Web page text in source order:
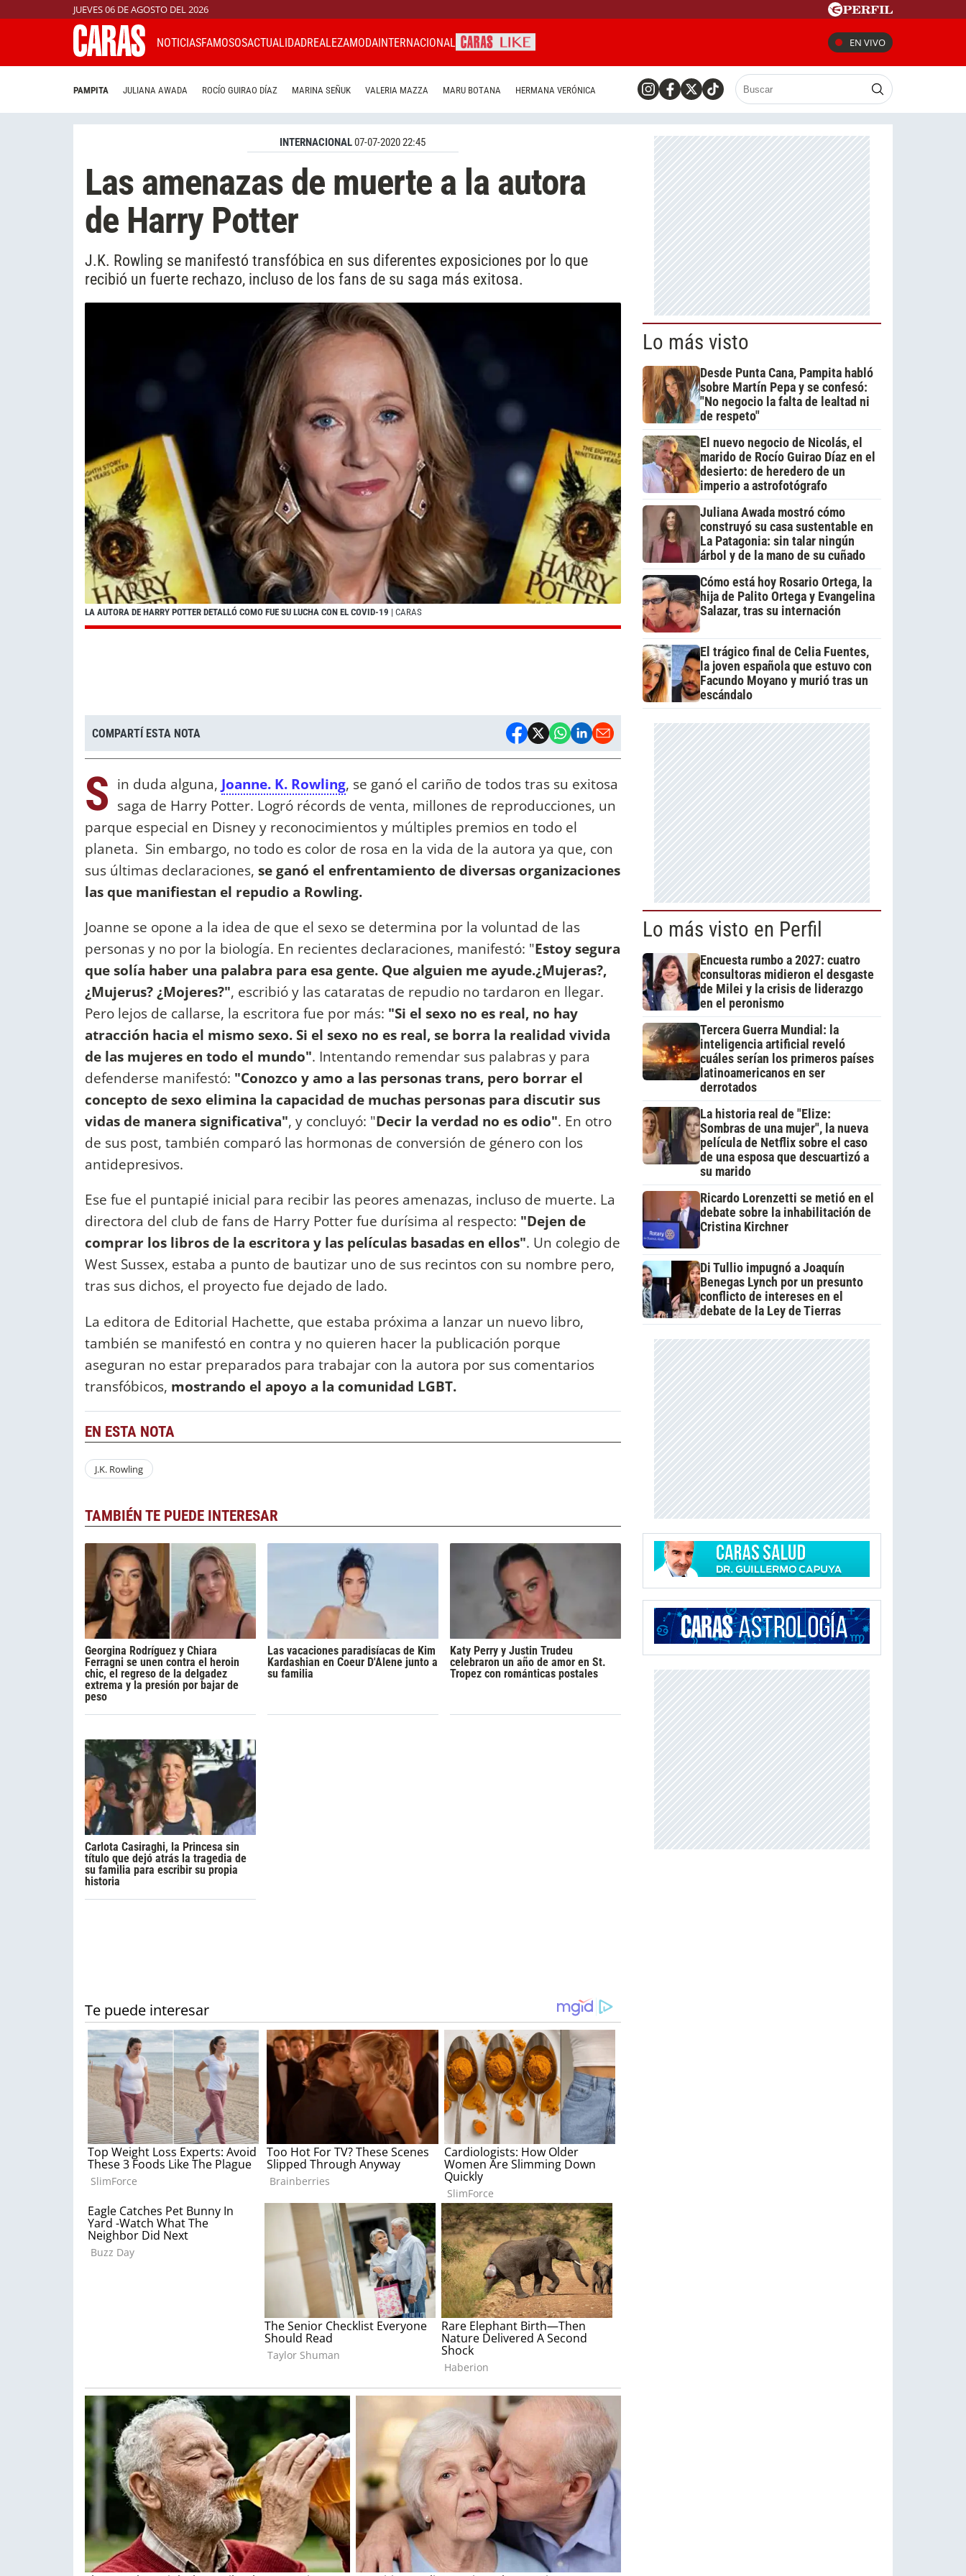
JUEVES 06 DE AGOSTO DEL 2026
NOTICIASFAMOSOSACTUALIDADREALEZAMODAINTERNACIONAL EN VIVO
PAMPITA JULIANA AWADA ROCÍO GUIRAO DÍAZ MARINA SEÑUK VALERIA MAZZA MARU BOTANA HERMANA VERÓNICA
INTERNACIONAL07-07-2020 22:45
Las amenazas de muerte a la autora
de Harry Potter
J.K. Rowling se manifestó transfóbica en sus diferentes exposiciones por lo que
recibió un fuerte rechazo, incluso de los fans de su saga más exitosa.
LA AUTORA DE HARRY POTTER DETALLÓ COMO FUE SU LUCHA CON EL COVID-19 | CARAS
COMPARTÍ ESTA NOTA
S in duda alguna, Joanne. K. Rowling, se ganó el cariño de todos tras su exitosa
saga de Harry Potter. Logró récords de venta, millones de reproducciones, un
parque especial en Disney y reconocimientos y múltiples premios en todo el
planeta. Sin embargo, no todo es color de rosa en la vida de la autora ya que, con
sus últimas declaraciones, se ganó el enfrentamiento de diversas organizaciones
las que manifiestan el repudio a Rowling.
Joanne se opone a la idea de que el sexo se determina por la voluntad de las
personas y no por la biología. En recientes declaraciones, manifestó: "Estoy segura
que solía haber una palabra para esa gente. Que alguien me ayude.¿Mujeras?,
¿Mujerus? ¿Mojeres?", escribió y las cataratas de repudio no tardaron en llegar.
Pero lejos de callarse, la escritora fue por más: "Si el sexo no es real, no hay
atracción hacia el mismo sexo. Si el sexo no es real, se borra la realidad vivida
de las mujeres en todo el mundo". Intentando remendar sus palabras y para
defenderse manifestó: "Conozco y amo a las personas trans, pero borrar el
concepto de sexo elimina la capacidad de muchas personas para discutir sus
vidas de manera significativa", y concluyó: "Decir la verdad no es odio". En otro
de sus post, también comparó las hormonas de conversión de género con los
antidepresivos.
Ese fue el puntapié inicial para recibir las peores amenazas, incluso de muerte. La
directora del club de fans de Harry Potter fue durísima al respecto: "Dejen de
comprar los libros de la escritora y las películas basadas en ellos". Un colegio de
West Sussex, estaba a punto de bautizar uno de sus recintos con su nombre pero,
tras sus dichos, el proyecto fue dejado de lado.
La editora de Editorial Hachette, que estaba próxima a lanzar un nuevo libro,
también se manifestó en contra y no quieren hacer la publicación porque
aseguran no estar preparados para trabajar con la autora por sus comentarios
transfóbicos, mostrando el apoyo a la comunidad LGBT.
EN ESTA NOTA
J.K. Rowling
TAMBIÉN TE PUEDE INTERESAR
Georgina Rodríguez y Chiara
Ferragni se unen contra el heroin
chic, el regreso de la delgadez
extrema y la presión por bajar de
peso
Las vacaciones paradisíacas de Kim
Kardashian en Coeur D'Alene junto a
su familia
Katy Perry y Justin Trudeu
celebraron un año de amor en St.
Tropez con románticas postales
Carlota Casiraghi, la Princesa sin
título que dejó atrás la tragedia de
su familia para escribir su propia
historia
Lo más visto
Desde Punta Cana, Pampita habló
sobre Martín Pepa y se confesó:
"No negocio la falta de lealtad ni
de respeto"
El nuevo negocio de Nicolás, el
marido de Rocío Guirao Díaz en el
desierto: de heredero de un
imperio a astrofotógrafo
Juliana Awada mostró cómo
construyó su casa sustentable en
La Patagonia: sin talar ningún
árbol y de la mano de su cuñado
Cómo está hoy Rosario Ortega, la
hija de Palito Ortega y Evangelina
Salazar, tras su internación
El trágico final de Celia Fuentes,
la joven española que estuvo con
Facundo Moyano y murió tras un
escándalo
Lo más visto en Perfil
Encuesta rumbo a 2027: cuatro
consultoras midieron el desgaste
de Milei y la crisis de liderazgo
en el peronismo
Tercera Guerra Mundial: la
inteligencia artificial reveló
cuáles serían los primeros países
latinoamericanos en ser
derrotados
La historia real de "Elize:
Sombras de una mujer", la nueva
película de Netflix sobre el caso
de una esposa que descuartizó a
su marido
Ricardo Lorenzetti se metió en el
debate sobre la inhabilitación de
Cristina Kirchner
Di Tullio impugnó a Joaquín
Benegas Lynch por un presunto
conflicto de intereses en el
debate de la Ley de Tierras